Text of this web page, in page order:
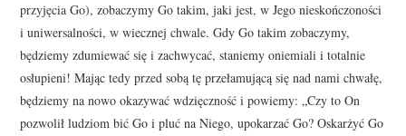
przyjęcia Go), zobaczymy Go takim, jaki jest, w Jego nieskończoności
i uniwersalności, w wiecznej chwale. Gdy Go takim zobaczymy,
będziemy zdumiewać się i zachwycać, staniemy oniemiali i totalnie
osłupieni! Mając tedy przed sobą tę przełamującą się nad nami chwałę,
będziemy na nowo okazywać wdzięczność i powiemy: „Czy to On
pozwolił ludziom bić Go i pluć na Niego, upokarzać Go? Oskarżyć Go